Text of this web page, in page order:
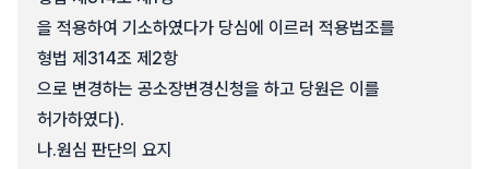
을 적용하여 기소하였다가 당심에 이르러 적용법조를
형법 제314조 제2항
으로 변경하는 공소장변경신청을 하고 당원은 이를
허가하였다).
나.원심 판단의 요지